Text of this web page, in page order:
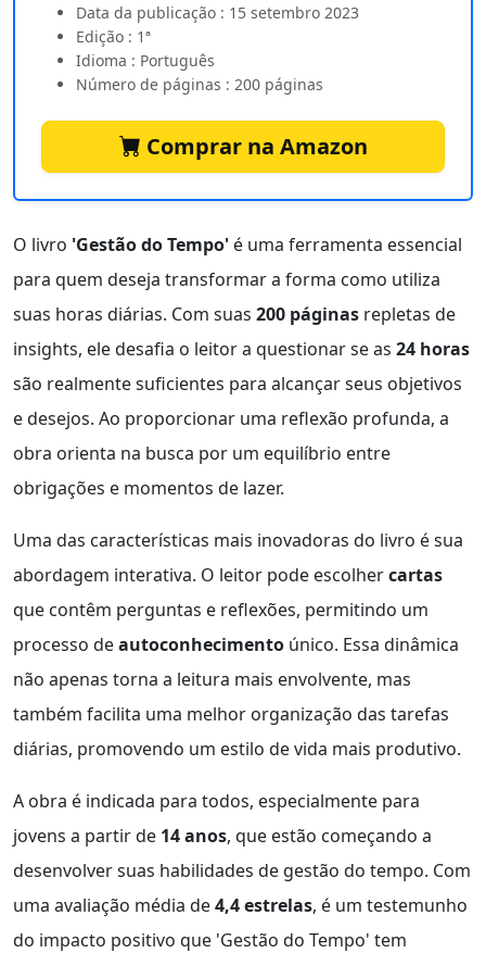
Data da publicação : 15 setembro 2023
Edição : 1ª
Idioma : Português
Número de páginas : 200 páginas
Comprar na Amazon
O livro 'Gestão do Tempo' é uma ferramenta essencial
para quem deseja transformar a forma como utiliza
suas horas diárias. Com suas 200 páginas repletas de
insights, ele desafia o leitor a questionar se as 24 horas
são realmente suficientes para alcançar seus objetivos
e desejos. Ao proporcionar uma reflexão profunda, a
obra orienta na busca por um equilíbrio entre
obrigações e momentos de lazer.
Uma das características mais inovadoras do livro é sua
abordagem interativa. O leitor pode escolhercartas
que contêm perguntas e reflexões, permitindo um
processo deautoconhecimento único. Essa dinâmica
não apenas torna a leitura mais envolvente, mas
também facilita uma melhor organização das tarefas
diárias, promovendo um estilo de vida mais produtivo.
A obra é indicada para todos, especialmente para
jovens a partir de 14 anos, que estão começando a
desenvolver suas habilidades de gestão do tempo. Com
uma avaliação média de4,4 estrelas, é um testemunho
do impacto positivo que 'Gestão do Tempo' tem